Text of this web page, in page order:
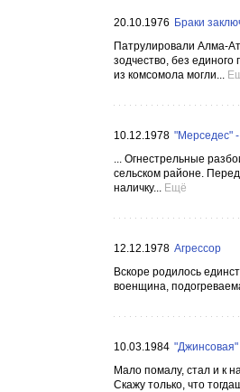
20.10.1976 Браки
Патрулировали Алма-
зодчество, без
из комсомола могли...
10.12.1978 "Мерседес"
... Огнестрельные
сельском районе.
наличку... Ещё
12.12.1978 Агрессор
Вскоре родилось
военщина,
10.03.1984
Мало помалу, стал и к
Скажу только, что